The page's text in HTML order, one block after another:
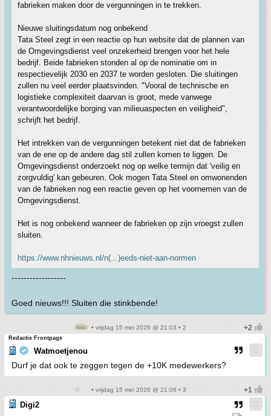
fabrieken maken door de vergunningen in te trekken.
Nieuwe sluitingsdatum nog onbekend
Tata Steel zegt in een reactie op hun website dat de plannen van
de Omgevingsdienst veel onzekerheid brengen voor het hele
bedrijf. Beide fabrieken stonden al op de nominatie om in
respectievelijk 2030 en 2037 te worden gesloten. Die sluitingen
zullen nu veel eerder plaatsvinden. "Vooral de technische en
logistieke complexiteit daarvan is groot, mede vanwege
verantwoordelijke borging van milieuaspecten en veiligheid",
schrijft het bedrijf.
Het intrekken van de vergunningen betekent niet dat de fabrieken
van de ene op de andere dag stil zullen komen te liggen. De
Omgevingsdienst onderzoekt nog op welke termijn dat 'veilig en
zorgvuldig' kan gebeuren. Ook mogen Tata Steel en omwonenden
van de fabrieken nog een reactie geven op het voornemen van de
Omgevingsdienst.
Het is nog onbekend wanneer de fabrieken op zijn vroegst zullen
sluiten.
https://www.nhnieuws.nl/n(...)eeds-niet-aan-normen
------------------
Goed nieuws!!! Sluiten die stinkbende!
• vrijdag 15 mei 2026 @ 21:03 • 2
Redactie Frontpage
Watmoetjenou
Durf je dat ook te zeggen tegen de +10K medewerkers?
• vrijdag 15 mei 2026 @ 21:06 • 3
Digi2